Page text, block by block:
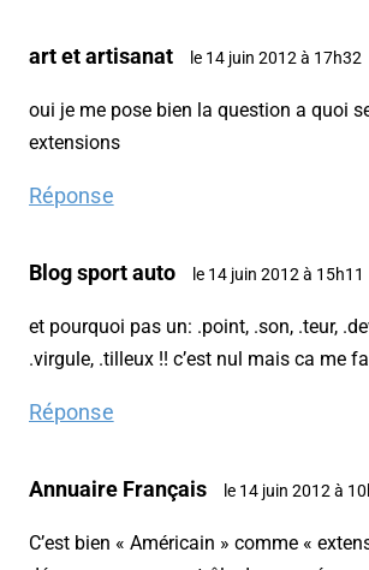
art et artisanat le 14 juin 2012 à 17h32
oui je me pose bien la question a quoi
extensions
Réponse
Blog sport auto le 14 juin 2012 à 15h11
et pourquoi pas un: .point, .son, .teur,
.virgule, .tilleux !! c’est nul mais ca me
Réponse
Annuaire Français le 14 juin 2012 à
C’est bien « Américain » comme «